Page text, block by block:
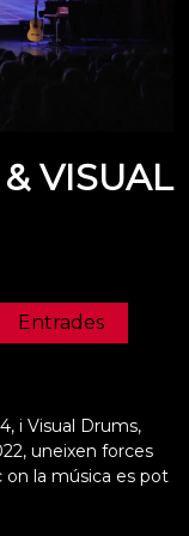
VISUAL
Entrades
i Visual Drums,
uneixen forces
la música es pot